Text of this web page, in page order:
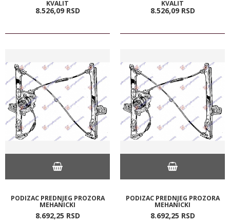
KVALIT
8.526,09 RSD
KVALIT
8.526,09 RSD
PODIZAC PREDNJEG PROZORA
MEHANICKI
8.692,25 RSD
PODIZAC PREDNJEG PROZORA
MEHANICKI
8.692,25 RSD